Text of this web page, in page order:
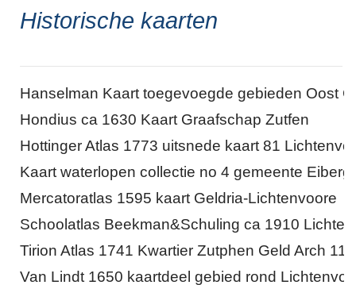
Historische kaarten
Hanselman Kaart toegevoegde gebieden Oost
Hondius ca 1630 Kaart Graafschap Zutfen
Hottinger Atlas 1773 uitsnede kaart 81
Kaart waterlopen collectie no 4 gemeente
Mercatoratlas 1595 kaart Geldria-Lichtenvoore
Schoolatlas Beekman&Schuling ca 1910
Tirion Atlas 1741 Kwartier Zutphen Geld Arch 115
Van Lindt 1650 kaartdeel gebied rond